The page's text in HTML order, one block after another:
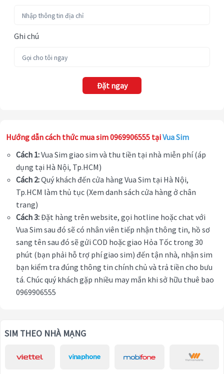
Ghi chú
Đặt ngay
Hướng dẫn cách thức mua sim 0969906555 tạiVua Sim
Cách 1:Vua Sim giao sim và thu tiền tại nhà miễn phí (áp
dụng tại Hà Nội, Tp.HCM)
Cách 2:Quý khách đến cửa hàng Vua Sim tại Hà Nội,
Tp.HCM làm thủ tục (Xem danh sách cửa hàng ở chân
trang)
Cách 3:Đặt hàng trên website, gọi hotline hoặc chat với
Vua Sim sau đó sẽ có nhân viên tiếp nhận thông tin, hồ sơ
sang tên sau đó sẽ gửi COD hoặc giao Hỏa Tốc trong 30
phút (bạn phải hỗ trợ phí giao sim) đến tận nhà, nhận sim
bạn kiểm tra đúng thông tin chính chủ và trả tiền cho bưu
tá. Chúc quý khách gặp nhiều may mắn khi sở hữu thuê bao
0969906555
SIM THEO NHÀ MẠNG